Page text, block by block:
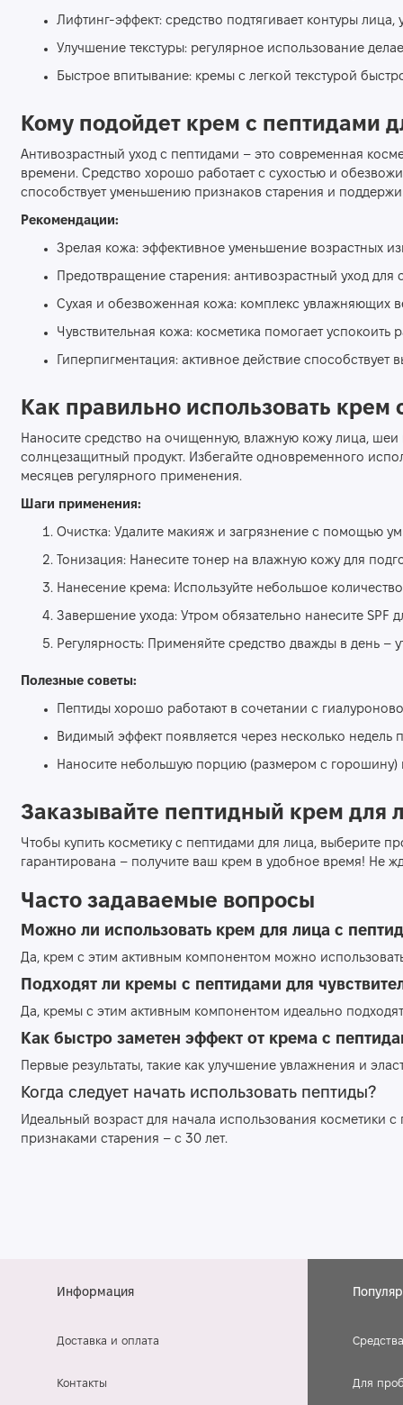
Лифтинг-эффект: средство подтягивает контуры лица,
Улучшение текстуры: регулярное использование
Быстрое впитывание: кремы с легкой текстурой
Кому подойдет крем с пептидами
Антивозрастный уход с пептидами – это современная
времени. Средство хорошо работает с сухостью и
способствует уменьшению признаков старения и
Рекомендации:
Зрелая кожа: эффективное уменьшение возрастных
Предотвращение старения: антивозрастный уход для
Сухая и обезвоженная кожа: комплекс увлажняющих
Чувствительная кожа: косметика помогает успокоить
Гиперпигментация: активное действие способствует
Как правильно использовать крем
Наносите средство на очищенную, влажную кожу лица, шеи
солнцезащитный продукт. Избегайте одновременного
месяцев регулярного применения.
Шаги применения:
Очистка: Удалите макияж и загрязнение с помощью
Тонизация: Нанесите тонер на влажную кожу для
Нанесение крема: Используйте небольшое
Завершение ухода: Утром обязательно нанесите SPF
Регулярность: Применяйте средство дважды в день –
Полезные советы:
Пептиды хорошо работают в сочетании с
Видимый эффект появляется через несколько недель
Наносите небольшую порцию (размером с горошину)
Заказывайте пептидный крем для
Чтобы купить косметику с пептидами для лица, выберите
гарантирована – получите ваш крем в удобное время! Не
Часто задаваемые вопросы
Можно ли использовать крем для лица с
Да, крем с этим активным компонентом можно
Подходят ли кремы с пептидами для
Да, кремы с этим активным компонентом идеально
Как быстро заметен эффект от крема с
Первые результаты, такие как улучшение увлажнения и
Когда следует начать использовать пептиды?
Идеальный возраст для начала использования косметики
признаками старения – с 30 лет.
Информация
Доставка и оплата
Контакты Для